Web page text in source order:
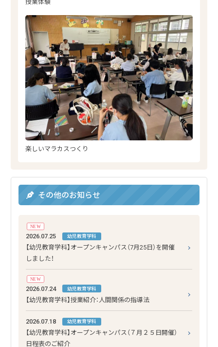
授業体験
楽しいマラカスつくり
その他のお知らせ
NEW
2026.07.25 幼児教育学科
【幼児教育学科】オープンキャンパス（7月25日）を開催
しました！
NEW
2026.07.24 幼児教育学科
【幼児教育学科】授業紹介：人間関係の指導法
2026.07.18 幼児教育学科
【幼児教育学科】オープンキャンパス（７月２５日開催）
日程表のご紹介